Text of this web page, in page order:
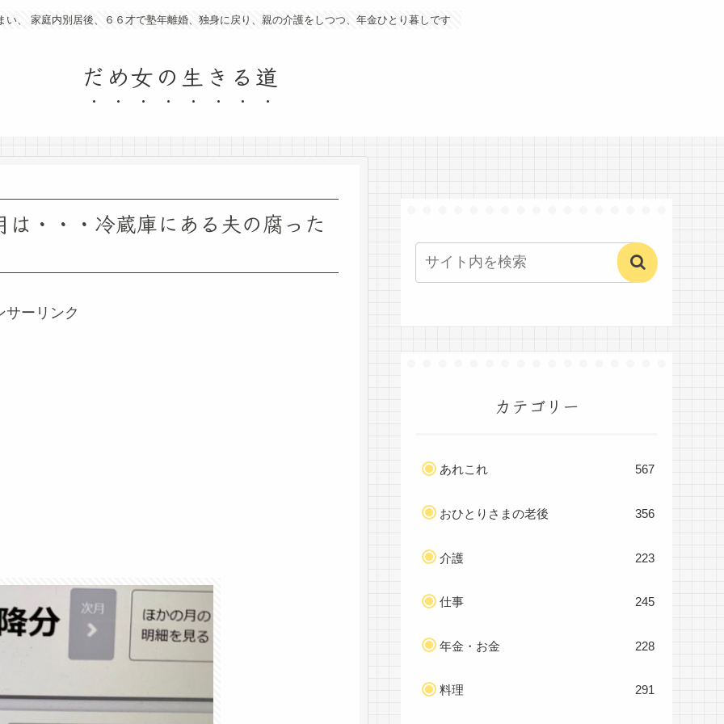
い、 家庭内別居後、６６才で塾年離婚、独身に戻り、親の介護をしつつ、年金ひとり暮しです
だめ女の生きる道
・・・冷蔵庫にある夫の腐った
サーリンク
カテゴリー
あれこれ 567
おひとりさまの老後 356
介護 223
仕事 245
年金・お金 228
料理 291